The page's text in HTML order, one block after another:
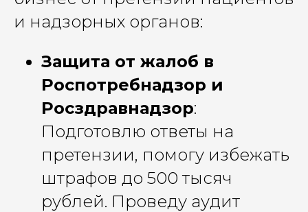
и надзорных органов:
Защита от жалоб в
Роспотребнадзор и
Росздравнадзор:
Подготовлю ответы на
претензии, помогу избежать
штрафов до 500 тысяч
рублей. Проведу аудит